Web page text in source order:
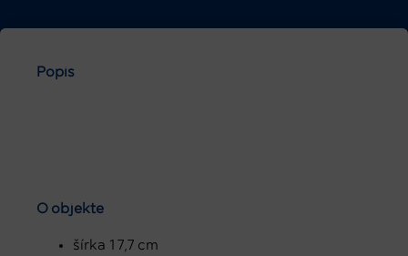
Popis
O objekte
šírka 17,7 cm